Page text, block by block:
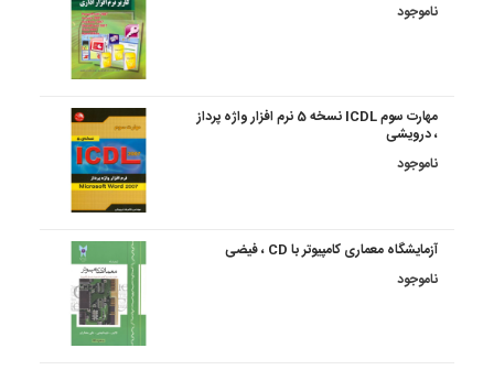
ناموجود
مهارت سوم ICDL نسخه 5 نرم افزار واژه پرداز
، درویشی
ناموجود
آزمایشگاه معماری کامپیوتر با CD ، فیضی
ناموجود